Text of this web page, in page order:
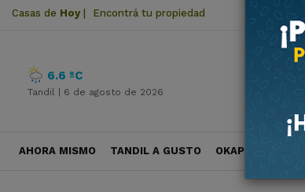
Casas de Hoy Encontrá tu propiedad
6.6 ºC
Tandil | 6 de agosto de 2026
AHORA MISMO TANDIL A GUSTO OKAPI VIAJES